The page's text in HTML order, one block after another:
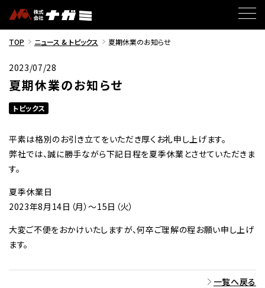
TOP ニュース & トピックス 夏期休業のお知らせ
2023/07/28
夏期休業のお知らせ
トピックス
平素は格別のお引き立てをいただき厚くお礼申し上げます。
弊社では、誠に勝手ながら下記日程を夏季休業とさせていただきま
す。
夏季休業日
2023年8月14日（月）～15日（火）
大変ご不便をおかけいたしますが、何卒ご理解の程お願い申し上げ
ます。
一覧へ戻る